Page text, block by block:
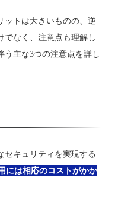
ットは大きいものの、逆
でなく、注意点も理解し
う主な3つの注意点を詳し
セキュリティを実現する
には相応のコストがかか